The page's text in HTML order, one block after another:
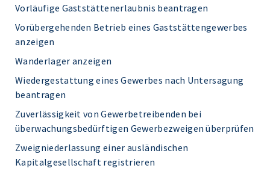
Vorläufige Gaststättenerlaubnis beantragen
Vorübergehenden Betrieb eines Gaststättengewerbes
anzeigen
Wanderlager anzeigen
Wiedergestattung eines Gewerbes nach Untersagung
beantragen
Zuverlässigkeit von Gewerbetreibenden bei
überwachungsbedürftigen Gewerbezweigen überprüfen
Zweigniederlassung einer ausländischen
Kapitalgesellschaft registrieren